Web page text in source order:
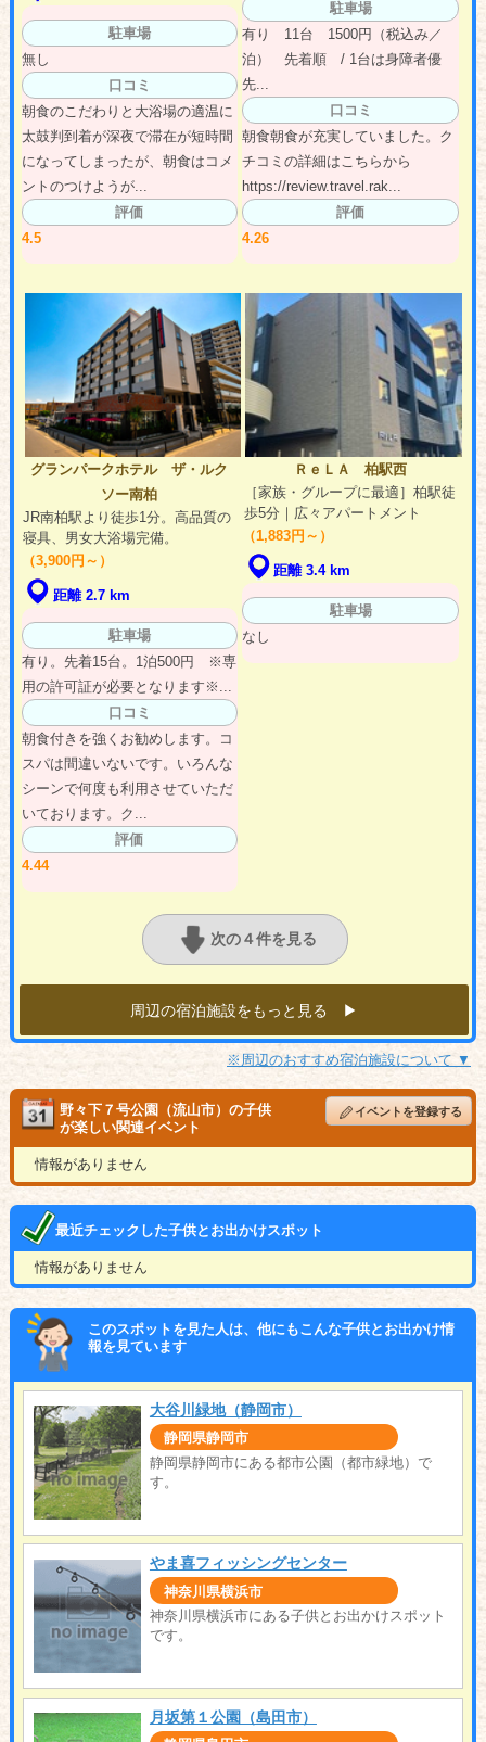
駐車場
無し
口コミ
朝食のこだわりと大浴場の適温に
太鼓判到着が深夜で滞在が短時間
になってしまったが、朝食はコメ
ントのつけようが...
評価
4.5
駐車場
有り 11台 1500円（税込み／
泊） 先着順 / 1台は身障者優
先...
口コミ
朝食朝食が充実していました。ク
チコミの詳細はこちらから
https://review.travel.rak...
評価
4.26
グランパークホテル ザ・ルク
ソー南柏
JR南柏駅より徒歩1分。高品質の
寝具、男女大浴場完備。
（3,900円～）
距離 2.7 km
駐車場
有り。先着15台。1泊500円 ※専
用の許可証が必要となります※...
口コミ
朝食付きを強くお勧めします。コ
スパは間違いないです。いろんな
シーンで何度も利用させていただ
いております。ク...
評価
4.44
ＲｅＬＡ 柏駅西
［家族・グループに最適］柏駅徒
歩5分｜広々アパートメント
（1,883円～）
距離 3.4 km
駐車場
なし
次の４件を見る
周辺の宿泊施設をもっと見る ▶︎
※周辺のおすすめ宿泊施設について ▼
野々下７号公園（流山市）の子供
が楽しい関連イベント
イベントを登録する
情報がありません
最近チェックした子供とお出かけスポット
情報がありません
このスポットを見た人は、他にもこんな子供とお出かけ情
報を見ています
大谷川緑地（静岡市）
静岡県静岡市
静岡県静岡市にある都市公園（都市緑地）で
す。
やま喜フィッシングセンター
神奈川県横浜市
神奈川県横浜市にある子供とお出かけスポット
です。
月坂第１公園（島田市）